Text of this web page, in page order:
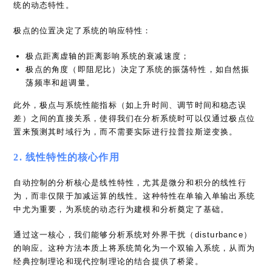
统的动态特性。
极点的位置决定了系统的响应特性：
极点距离虚轴的距离影响系统的衰减速度；
极点的角度（即阻尼比）决定了系统的振荡特性，如自然振
荡频率和超调量。
此外，极点与系统性能指标（如上升时间、调节时间和稳态误
差）之间的直接关系，使得我们在分析系统时可以仅通过极点位
置来预测其时域行为，而不需要实际进行拉普拉斯逆变换。
2. 线性特性的核心作用
自动控制的分析核心是线性特性，尤其是微分和积分的线性行
为，而非仅限于加减运算的线性。这种特性在单输入单输出系统
中尤为重要，为系统的动态行为建模和分析奠定了基础。
通过这一核心，我们能够分析系统对外界干扰（disturbance）
的响应。这种方法本质上将系统简化为一个双输入系统，从而为
经典控制理论和现代控制理论的结合提供了桥梁。